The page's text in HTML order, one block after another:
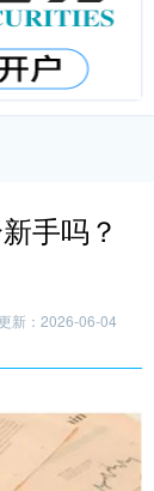
手吗？
新：2026-06-04